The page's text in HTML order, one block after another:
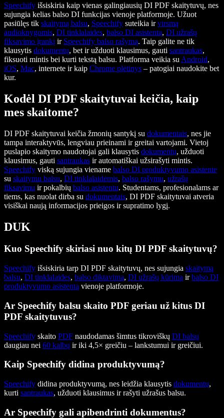
Speechify išsiskiria kaip vienas galingiausių DI PDF skaitytuvų, nes
sujungia kelias balso DI funkcijas vienoje platformoje. Užuot
pasiūlęs tik skaitymą balsu, Speechify suteikia irvirsmą
audioknygomis, DI tinklalaides, balso DI asistentą, DI užrašų
fiksavimo įrankį ir Speechify balso rašymą. Taip galite ne tik
klausytis dokumentų, bet ir užduoti klausimus, gauti santraukas,
fiksuoti mintis bei kurti tekstą balsu. Platforma veikia su Android,
iOS, Mac, internete ir kaip Chrome plėtinys – patogiai naudokite bet
kur.
Kodėl DI PDF skaitytuvai keičia, kaip
mes skaitome?
DI PDF skaitytuvai keičia žmonių santykį su dokumentais, nes jie
tampa interaktyvūs, lengviau prieinami ir greitai vartojami. Vietoj
puslapio skaitymo naudotojai gali klausytis dokumentų, užduoti
klausimus, gauti santraukas ir automatiškai užsirašyti mintis.
Speechify viską sujungia viename balso DI produktyvumo asistente
su skaitymu balsu, DI tinklalaidėmis, balso rašymu, užrašų
fiksavimu ir pokalbių balso asistentu. Studentams, profesionalams ar
tiems, kas nuolat dirba su dokumentais, DI PDF skaitytuvai atveria
visiškai naują informacijos prieigos ir supratimo lygį.
DUK
Kuo Speechify skiriasi nuo kitų DI PDF skaitytuvų?
Speechify išsiskiria tarp DI PDF skaitytuvų, nes sujungia skaitymą
balsu, DI tinklalaides, balso diktavimą, DI užrašų kūrimą irbalso DI
produktyvumo asistentą vienoje platformoje.
Ar Speechify balsu skaito PDF geriau už kitus DI
PDF skaitytuvus?
Speechify skaito PDF naudodamas šimtus tikroviškų DI balsų
daugiau nei 60 kalbų ir iki 4,5× greičiu – lankstumui ir greičiui.
Kaip Speechify didina produktyvumą?
Speechify didina produktyvumą, nes leidžia klausytis dokumentų,
kurti santraukas, užduoti klausimus ir rašyti užrašus balsu.
Ar Speechify gali apibendrinti dokumentus?